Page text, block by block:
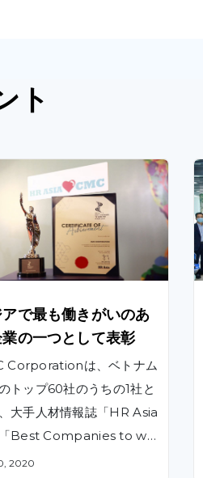
ト
で最も働きがいのあ
の一つとして表彰
Corporationは、ベトナム
トップ60社のうちの1社と
大手人材情報誌「HR Asia
Best Companies to wo
in Asia 2020」のタイト
2020